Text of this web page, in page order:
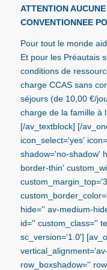
ATTENTION
CONVENTIONNEE
Pour tout le monde
Et pour les Préautais
conditions de
charge CCAS sans
séjours (de 10,00 €/
charge de la famille à
[/av_textblock] [/
icon_select='yes'
shadow='no-shadow'
border-thin'
hide='' av-medium-
id='' custom_class=''
sc_version='1.0']
row_boxshadow=''